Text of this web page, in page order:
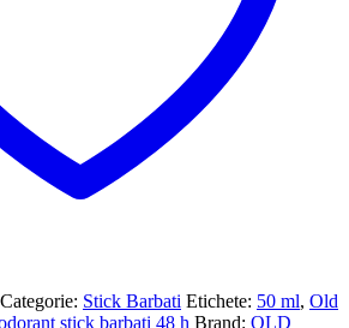
Categorie: Stick Barbati Etichete: 50 ml, Old
stick barbati 48 h Brand: OLD